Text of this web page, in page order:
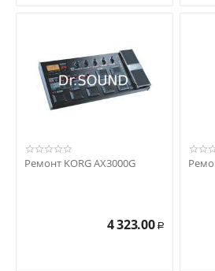
Ремонт KORG AX3000G
4 323.00 Р